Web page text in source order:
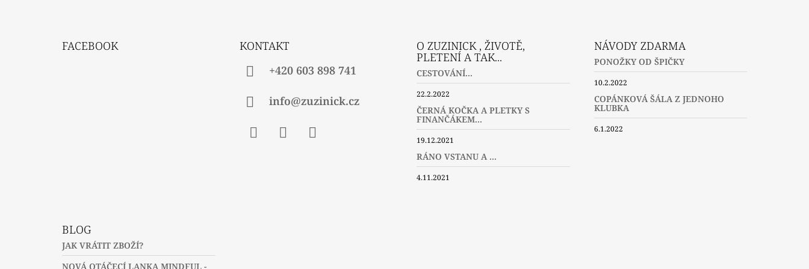
FACEBOOK
KONTAKT
+420 603 898 741
info@zuzinick.cz
O ZUZINICK , ŽIVOTĚ,
PLETENÍ A TAK...
CESTOVÁNÍ...
22.2.2022
ČERNÁ KOČKA A PLETKY S
FINANČÁKEM...
19.12.2021
RÁNO VSTANU A ...
4.11.2021
NÁVODY ZDARMA
PONOŽKY OD ŠPIČKY
10.2.2022
COPÁNKOVÁ ŠÁLA Z JEDNOHO
KLUBKA
6.1.2022
BLOG
JAK VRÁTIT ZBOŽÍ?
NOVÁ OTÁČECÍ LANKA MINDFUL -